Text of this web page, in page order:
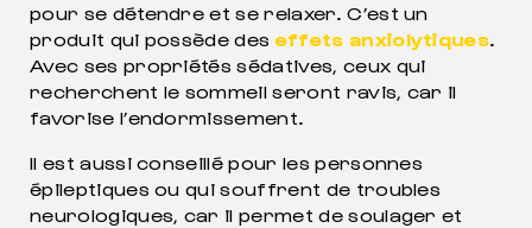
pour se détendre et se relaxer. C’est un
produit qui possède des effets anxiolytiques.
Avec ses propriétés sédatives, ceux qui
recherchent le sommeil seront ravis, car il
favorise l’endormissement.
Il est aussi conseillé pour les personnes
épileptiques ou qui souffrent de troubles
neurologiques, car il permet de soulager et